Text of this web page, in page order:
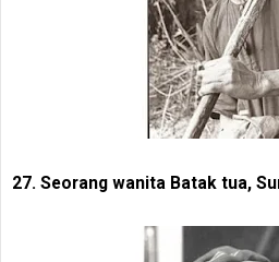
27. Seorang wanita Batak tua,